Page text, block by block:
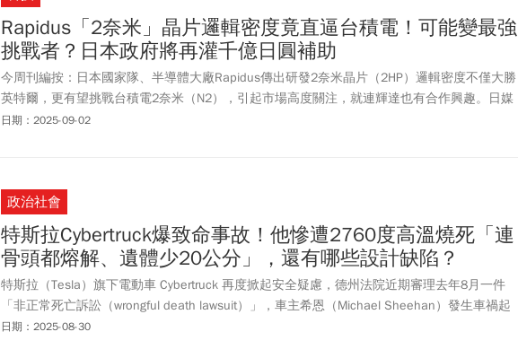
Rapidus「2奈米」晶片邏輯密度竟直逼台積電！可能變最強
挑戰者？日本政府將再灌千億日圓補助
今周刊編按：日本國家隊、半導體大廠Rapidus傳出研發2奈米晶片（2HP）邏輯密度不僅大勝
英特爾，更有望挑戰台積電2奈米（N2），引起市場高度關注，就連輝達也有合作興趣。日媒
報導，日本加緊修訂《資訊科技促進法修正案》，盼能建立起扶持半導體產業進步的基礎，
日期：2025-09-02
政治社會
特斯拉Cybertruck爆致命事故！他慘遭2760度高溫燒死「連
骨頭都熔解、遺體少20公分」，還有哪些設計缺陷？
特斯拉（Tesla）旗下電動車 Cybertruck 再度掀起安全疑慮，德州法院近期審理去年8月一件
「非正常死亡訴訟（wrongful death lawsuit）」，車主希恩（Michael Sheehan）發生車禍起
火後，因 Cybertruck 斷電導致門窗無法打開，最終希恩困在車內被華氏5,000度（約攝氏2760
日期：2025-08-30